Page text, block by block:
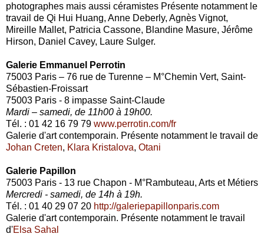
photographes mais aussi céramistes Présente notamment le
travail de Qi Hui Huang, Anne Deberly, Agnès Vignot,
Mireille Mallet, Patricia Cassone, Blandine Masure, Jérôme
Hirson, Daniel Cavey, Laure Sulger.
Galerie Emmanuel Perrotin
75003 Paris – 76 rue de Turenne – M°Chemin Vert, Saint-
Sébastien-Froissart
75003 Paris - 8 impasse Saint-Claude
Mardi – samedi, de 11h00 à 19h00.
Tél. : 01 42 16 79 79 www.perrotin.com/fr
Galerie d'art contemporain. Présente notamment le travail de
Johan Creten, Klara Kristalova, Otani
Galerie Papillon
75003 Paris - 13 rue Chapon - M°Rambuteau, Arts et Métiers
Mercredi - samedi, de 14h à 19h.
Tél. : 01 40 29 07 20 http://galeriepapillonparis.com
Galerie d'art contemporain. Présente notamment le travail
d'Elsa Sahal